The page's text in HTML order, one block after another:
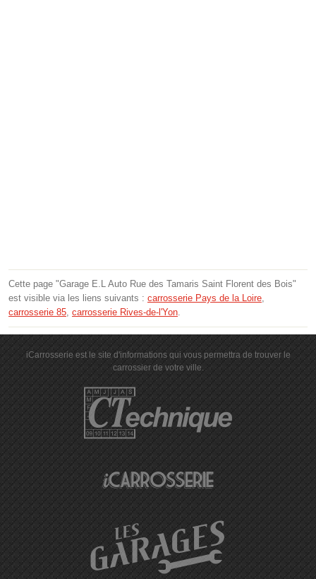
Cette page "Garage E.L Auto Rue des Tamaris Saint Florent des Bois"
est visible via les liens suivants : carrosserie Pays de la Loire,
carrosserie 85, carrosserie Rives-de-l'Yon.
iCarrosserie est le site d'informations qui vous permettra de trouver le
carrossier de votre ville.